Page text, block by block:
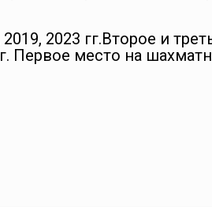
2023 гг.Второе и
Первое место на